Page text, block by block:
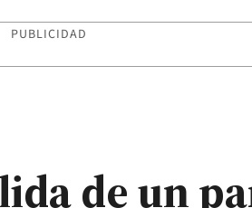
PUBLICIDAD
de un